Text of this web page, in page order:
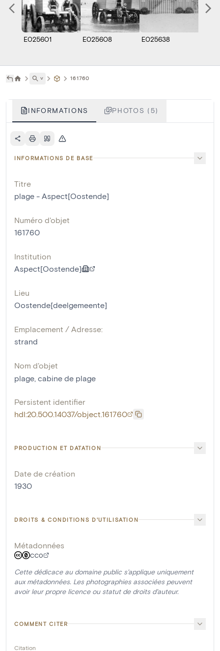
E025601 E025608 E025638
˅ 161760
INFORMATIONS PHOTOS (5)
INFORMATIONS DE BASE
Titre
plage - Aspect[Oostende]
Numéro d'objet
161760
Institution
Aspect[Oostende]
Lieu
Oostende[deelgemeente]
Emplacement / Adresse:
strand
Nom d'objet
plage cabine de plage
Persistent identifier
hdl:20.500.14037/object.161760
PRODUCTION ET DATATION
Date de création
1930
DROITS & CONDITIONS D'UTILISATION
Métadonnées
CC0
Cette dédicace au domaine public s'applique uniquement
aux métadonnées. Les photographies associées peuvent
avoir leur propre licence ou statut de droits d'auteur.
COMMENT CITER
Citation